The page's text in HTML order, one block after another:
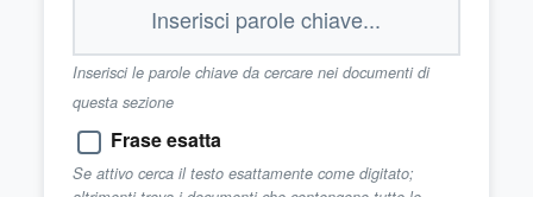
Inserisci le parole chiave da cercare nei documenti di
questa sezione
Frase esatta
Se attivo cerca il testo esattamente come digitato;